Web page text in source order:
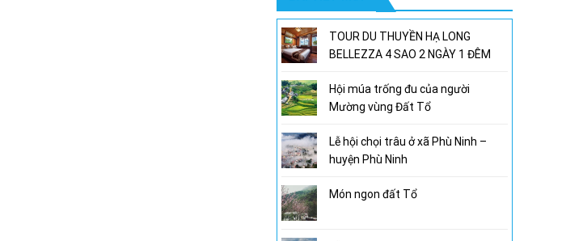
800,000₫.
TOUR DU THUYỀN HẠ LONG
BELLEZZA 4 SAO 2 NGÀY 1 ĐÊM
Hội múa trống đu của người
Mường vùng Đất Tổ
Lễ hội chọi trâu ở xã Phù Ninh –
huyện Phù Ninh
Món ngon đất Tổ